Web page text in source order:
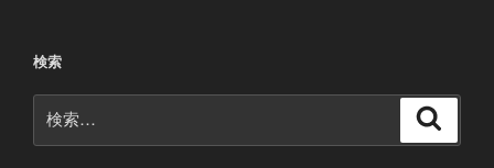
検索
索: